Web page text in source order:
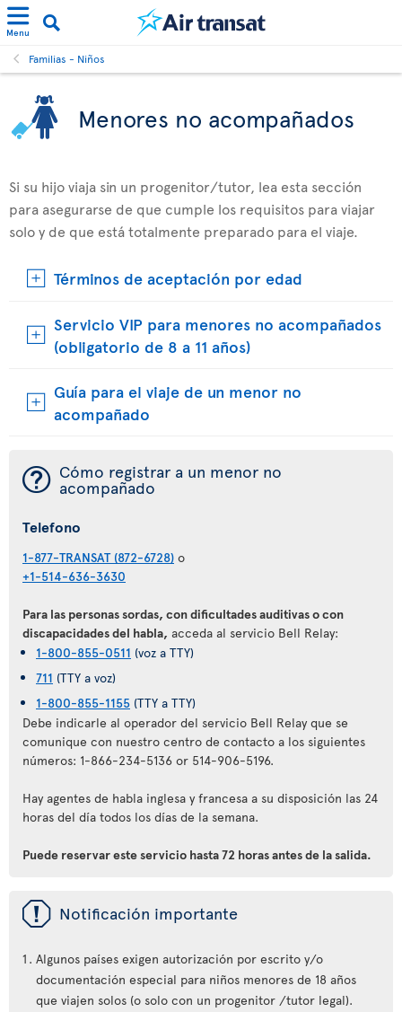
Menu
Familias - Niños
Menores no acompañados
Si su hijo viaja sin un progenitor/tutor, lea esta sección
para asegurarse de que cumple los requisitos para viajar
solo y de que está totalmente preparado para el viaje.
Términos de aceptación por edad
Servicio VIP para menores no acompañados
(obligatorio de 8 a 11 años)
Guía para el viaje de un menor no
acompañado
¯ Cómo registrar a un menor no
acompañado
Telefono
1-877-TRANSAT (872-6728) o
+1-514-636-3630
Para las personas sordas, con dificultades auditivas o con
discapacidades del habla, acceda al servicio Bell Relay:
1-800-855-0511 (voz a TTY)
711 (TTY a voz)
1-800-855-1155 (TTY a TTY)
Debe indicarle al operador del servicio Bell Relay que se
comunique con nuestro centro de contacto a los siguientes
números: 1-866-234-5136 or 514-906-5196.
Hay agentes de habla inglesa y francesa a su disposición las 24
horas del día todos los días de la semana.
Puede reservar este servicio hasta 72 horas antes de la salida.
ü Notificación importante
Algunos países exigen autorización por escrito y/o
documentación especial para niños menores de 18 años
que viajen solos (o solo con un progenitor /tutor legal).